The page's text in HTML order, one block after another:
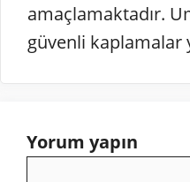
amaçlamaktadır.
güvenli kaplamalar
Yorum yapın